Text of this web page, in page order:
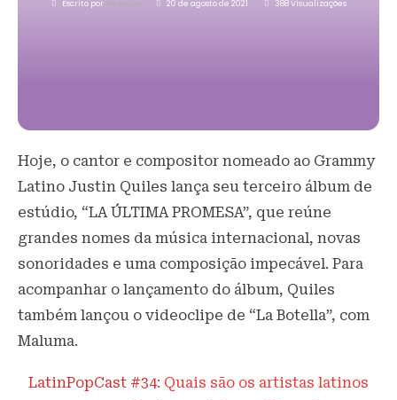
Escrito por Redacao 20 de agosto de 2021 388Visualizações
Hoje, o cantor e compositor nomeado ao Grammy
Latino Justin Quiles lança seu terceiro álbum de
estúdio, “LA ÚLTIMA PROMESA”, que reúne
grandes nomes da música internacional, novas
sonoridades e uma composição impecável. Para
acompanhar o lançamento do álbum, Quiles
também lançou o videoclipe de “La Botella”, com
Maluma.
LatinPopCast #34: Quais são os artistas latinos